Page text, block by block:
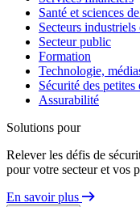
Santé et sciences
Secteurs
Secteur public
Formation
Technologie,
Sécurité des
Assurabilité
Solutions pour
Relever les défis de
pour votre secteur et vos
En savoir plus